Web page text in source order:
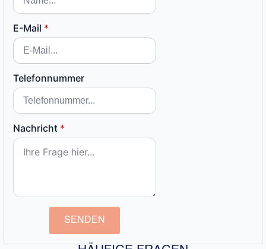
E-Mail *
Telefonnummer
Nachricht *
SENDEN